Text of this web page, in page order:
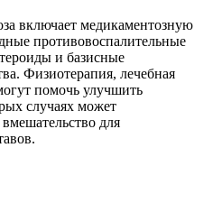
включает медикаментозную
противовоспалительные
и базисные
Физиотерапия, лечебная
помочь улучшить
случаях может
для